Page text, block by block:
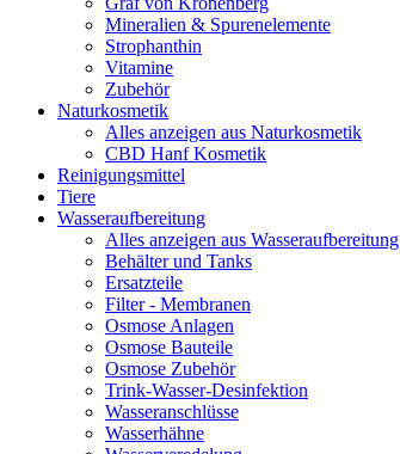
Mineralien & Spurenelemente
Strophanthin
Vitamine
Zubehör
Naturkosmetik
Alles anzeigen aus Naturkosmetik
CBD Hanf Kosmetik
Reinigungsmittel
Tiere
Wasseraufbereitung
Alles anzeigen aus Wasseraufbereitung
Behälter und Tanks
Ersatzteile
Filter - Membranen
Osmose Anlagen
Osmose Bauteile
Osmose Zubehör
Trink-Wasser-Desinfektion
Wasseranschlüsse
Wasserhähne